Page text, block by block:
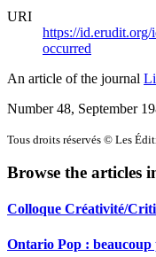
URI
https://id.erudit.org/
occurred
An article of the journal
Number 48, September
Tous droits réservés © Les
Browse the articles
Colloque Créativité/
Ontario Pop : beaucoup